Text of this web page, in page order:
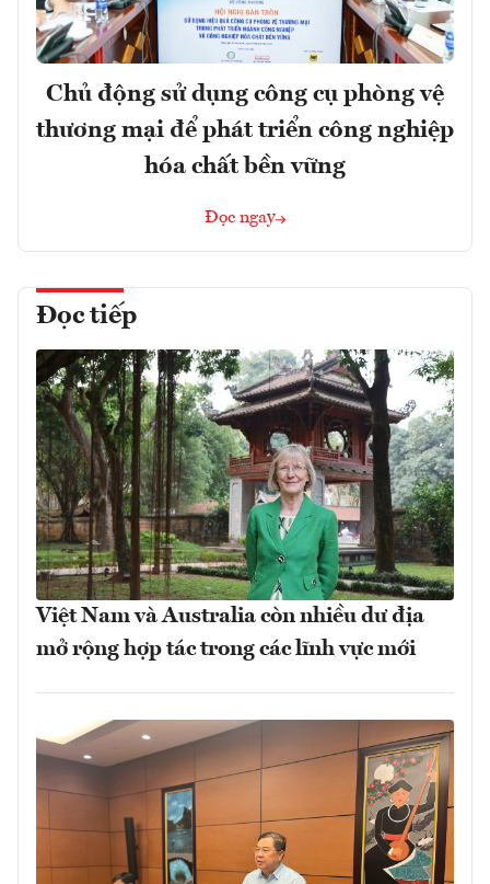
Chủ động sử dụng công cụ phòng vệ
thương mại để phát triển công nghiệp
hóa chất bền vững
Đọc ngay
Đọc tiếp
Việt Nam và Australia còn nhiều dư địa
mở rộng hợp tác trong các lĩnh vực mới